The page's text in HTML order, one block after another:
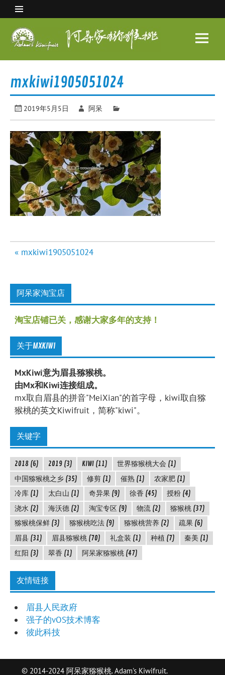
content
阿呆
家猕
mxkiwi1905051024
2019年5月5日 阿呆
文
航
« mxkiwi1905051024
阿呆家淘宝店
淘宝店铺已关，感谢大家多年的支持！
关于MXKIWI
MxKiwi意为眉县猕猴桃。
由Mx和Kiwi连接组成。
mx取自眉县的拼音"MeiXian"的首字母，kiwi取自猕
猴桃的英文Kiwifruit，简称"kiwi"。
关键字
2018(6) 2019(3) KIWI(11) 世界猕猴桃大会 (1)
中国猕猴桃之乡(35) 修剪(1) 催熟(1) 农家肥 (1)
冷库(1) 太白山 (1) 奇异果 (9) 徐香 (45) 授粉 (4)
浇水(2) 海沃德(2) 淘宝专区(9) 物流 (2) 猕猴桃 (37)
猕猴桃保鲜(3) 猕猴桃吃法(9) 猕猴桃营养(2) 疏果 (6)
眉县(31) 眉县猕猴桃(70) 礼盒装 (1) 种植 (7) 秦美 (1)
红阳 (3) 翠香 (1) 阿呆家猕猴桃(47)
友情链接
眉县人民政府
强子的vOS技术博客
彼此科技
© 2014-2024 阿呆家猕猴桃. Adam's Kiwifruit.